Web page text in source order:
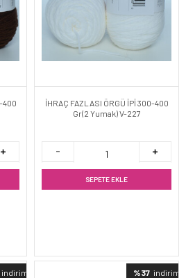
400
İHRAÇ FAZLASI ÖRGÜ İPİ 300-400
Gr(2 Yumak) V-227
SEPETE EKLE
indirimli %37 indirimli